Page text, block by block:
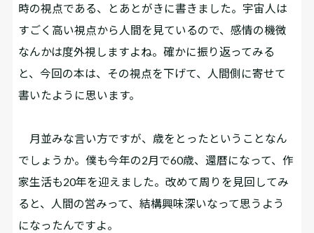
時の視点である、とあとがきに書きました。宇宙人は
すごく高い視点から人間を見ているので、感情の機微
なんかは度外視しますよね。確かに振り返ってみる
と、今回の本は、その視点を下げて、人間側に寄せて
書いたように思います。
月並みな言い方ですが、歳をとったということなん
でしょうか。僕も今年の2月で60歳、還暦になって、作
家生活も20年を迎えました。改めて周りを見回してみ
ると、人間の営みって、結構興味深いなって思うよう
になったんですよ。